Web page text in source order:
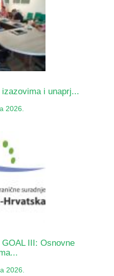
i unaprj...
2026.
III: Osnovne
2026.